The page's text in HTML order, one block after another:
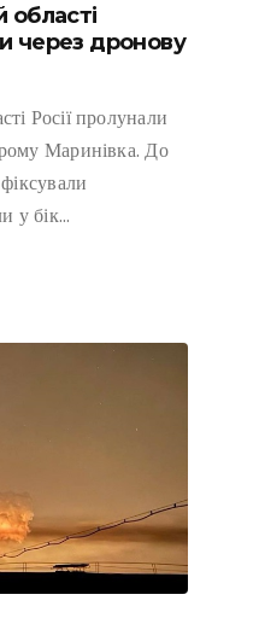
області
через дронову
Росії пролунали
Маринівка. До
у бік…